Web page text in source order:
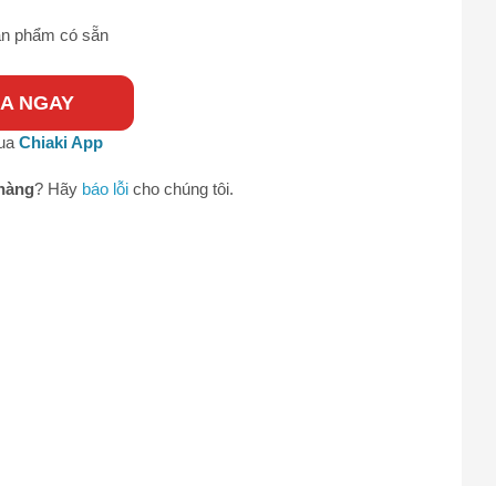
phẩm có sẵn
NGAY
Chiaki App
? Hãy báo lỗi cho chúng tôi.